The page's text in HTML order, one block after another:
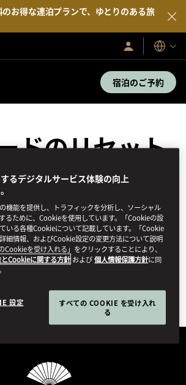
お得な連泊プランで、ゆとりのある旅
サ
イ
ン
／
表
示
言
語
宿泊のご予約
ドのリセット
ール
送信
るデジタルサービス体験の向上
機能を提供し、トラフィックを分析し、ソーシャル
るために、Cookieを使用しています。「Cookieの設
いる各種Cookieについて記載しています。「Cookie
細情報、およびCookie設定の変更方法について説明
Cookieを受け入れる」をクリックすることにより、
とCookieに関する方針 および個人情報保護方針に同
設定 すべての COOKIE を受け入れ
る